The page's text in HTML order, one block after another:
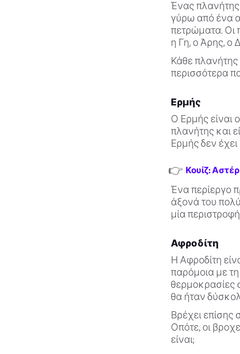
Ένας πλανήτης
γύρω από ένα
πετρώματα. Οι
η Γη, ο Άρης, ο
Κάθε πλανήτης
περισσότερα
Ερμής
Ο Ερμής είναι
πλανήτης και
Ερμής δεν
👉 Κουίζ:
Ένα περίεργο
άξονά του
μία
Αφροδίτη
Η Αφροδίτη
παρόμοια με τη
θερμοκρασίες
θα ήταν
Βρέχει επίσης
Οπότε, οι
είναι;